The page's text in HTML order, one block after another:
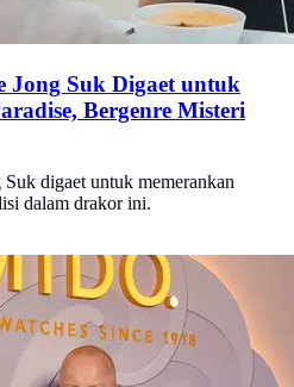
Jong Suk Digaet untuk
Bergenre Misteri
digaet untuk memerankan
dalam drakor ini.